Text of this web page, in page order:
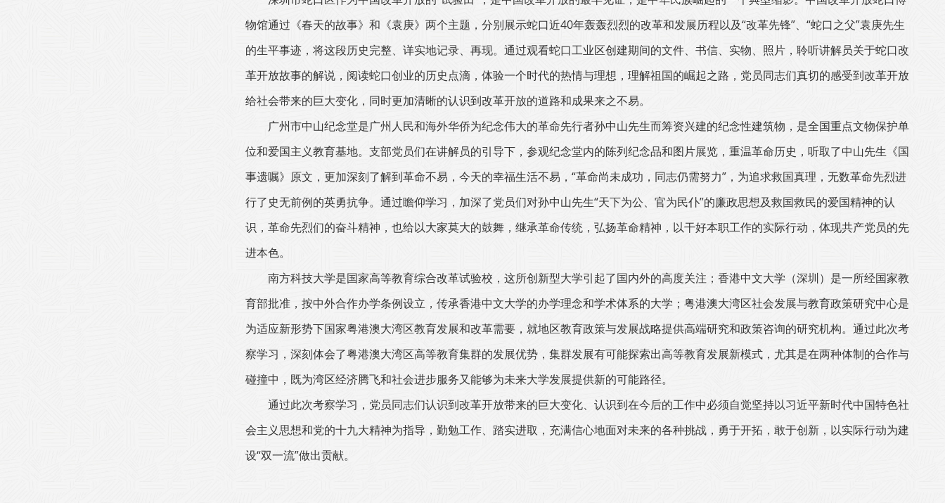
物馆通过《春天的故事》和《袁庚》两个主题，分别展示蛇口近40年轰轰烈烈的改革和发展历程以及“改革先锋”、“蛇口之父”袁庚先生
的生平事迹，将这段历史完整、详实地记录、再现。通过观看蛇口工业区创建期间的文件、书信、实物、照片，聆听讲解员关于蛇口改
革开放故事的解说，阅读蛇口创业的历史点滴，体验一个时代的热情与理想，理解祖国的崛起之路，党员同志们真切的感受到改革开放
给社会带来的巨大变化，同时更加清晰的认识到改革开放的道路和成果来之不易。
广州市中山纪念堂是广州人民和海外华侨为纪念伟大的革命先行者孙中山先生而筹资兴建的纪念性建筑物，是全国重点文物保护单
位和爱国主义教育基地。支部党员们在讲解员的引导下，参观纪念堂内的陈列纪念品和图片展览，重温革命历史，听取了中山先生《国
事遗嘱》原文，更加深刻了解到革命不易，今天的幸福生活不易，“革命尚未成功，同志仍需努力”，为追求救国真理，无数革命先烈进
行了史无前例的英勇抗争。通过瞻仰学习，加深了党员们对孙中山先生“天下为公、官为民仆”的廉政思想及救国救民的爱国精神的认
识，革命先烈们的奋斗精神，也给以大家莫大的鼓舞，继承革命传统，弘扬革命精神，以干好本职工作的实际行动，体现共产党员的先
进本色。
南方科技大学是国家高等教育综合改革试验校，这所创新型大学引起了国内外的高度关注；香港中文大学（深圳）是一所经国家教
育部批准，按中外合作办学条例设立，传承香港中文大学的办学理念和学术体系的大学；粤港澳大湾区社会发展与教育政策研究中心是
为适应新形势下国家粤港澳大湾区教育发展和改革需要，就地区教育政策与发展战略提供高端研究和政策咨询的研究机构。通过此次考
察学习，深刻体会了粤港澳大湾区高等教育集群的发展优势，集群发展有可能探索出高等教育发展新模式，尤其是在两种体制的合作与
碰撞中，既为湾区经济腾飞和社会进步服务又能够为未来大学发展提供新的可能路径。
通过此次考察学习，党员同志们认识到改革开放带来的巨大变化、认识到在今后的工作中必须自觉坚持以习近平新时代中国特色社
会主义思想和党的十九大精神为指导，勤勉工作、踏实进取，充满信心地面对未来的各种挑战，勇于开拓，敢于创新，以实际行动为建
设“双一流”做出贡献。